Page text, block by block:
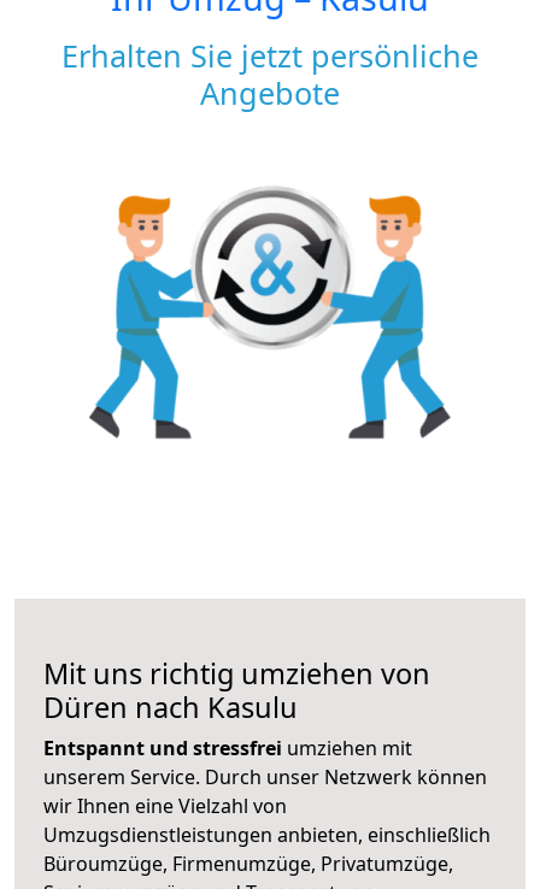
Erhalten Sie jetzt persönliche
Angebote
Mit uns richtig umziehen von
Düren nach Kasulu
Entspannt und stressfrei umziehen mit
unserem Service. Durch unser Netzwerk können
wir Ihnen eine Vielzahl von
Umzugsdienstleistungen anbieten, einschließlich
Büroumzüge, Firmenumzüge, Privatumzüge,